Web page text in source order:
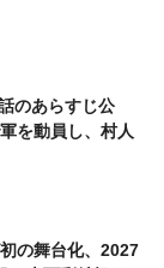
のあらすじ公
を動員し、村人
の舞台化、2027